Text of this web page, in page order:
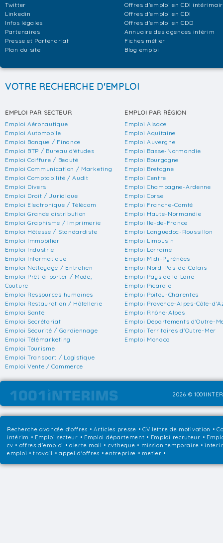
Twitter
Linkedin
Infos légales
Partenaires
Presse et Partenariat
Plan du site
Offres d'emploi en CDI
Offres d'emploi en CDI
Offres d'emploi en CDD
Annuaire des agences intérim
Fiches métier
Blog emploi
VOTRE RECHERCHE D'EMPLOI
EMPLOI PAR SECTEUR
Emploi Aéronautique
Emploi Automobile
Emploi Banque / Finance
Emploi BTP / Bureau d'études
Emploi Coiffure / Beauté
Emploi Communication / Marketing
Emploi Comptabilité / Audit
Emploi Divers
Emploi Droit / Juridique
Emploi Electronique / Télécom
Emploi Grande distribution
Emploi Graphisme / Imprimerie
Emploi Hôtesse / Standardiste
Emploi Immobilier
Emploi Industrie
Emploi Informatique
Emploi Nettoyage / Entretien
Emploi Prêt-à-porter / Mode,
Couture
Emploi Ressources humaines
Emploi Restauration / Hôtellerie
Emploi Santé
Emploi Secrétariat
Emploi Sécurité / Gardiennage
Emploi Télémarketing
Emploi Tourisme
Emploi Transport / Logistique
Emploi Vente / Commerce
EMPLOI PAR RÉGION
Emploi Alsace
Emploi Aquitaine
Emploi Auvergne
Emploi Basse-Normandie
Emploi Bourgogne
Emploi Bretagne
Emploi Centre
Emploi Champagne-Ardenne
Emploi Corse
Emploi Franche-Comté
Emploi Haute-Normandie
Emploi Ile-de-France
Emploi Languedoc-Roussillon
Emploi Limousin
Emploi Lorraine
Emploi Midi-Pyrénées
Emploi Nord-Pas-de-Calais
Emploi Pays de la Loire
Emploi Picardie
Emploi Poitou-Charentes
Emploi Provence-Alpes-Côte-
Emploi Rhône-Alpes
Emploi Départements d'Outre-
Emploi Territoires d'Outre-Mer
Emploi Monaco
2026 ©
Recherche avancée d'offres •Articles presse • CV lettre de motivation •
intérim • Emploi secteur • Emploi département • Emploi recruteur •
cv • offres d'emploi • alerte mail • cvtheque • mission temporaire •
emploi • travail • appel d'offres • entreprise • metier •